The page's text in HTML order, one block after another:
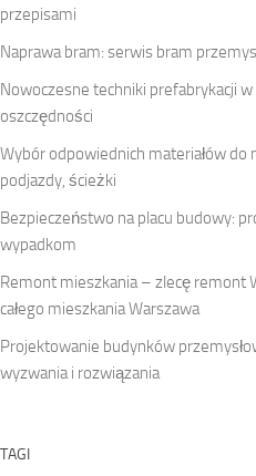
przepisami
Naprawa bram: serwis bram
Nowoczesne techniki prefabrykacji
oszczędności
Wybór odpowiednich materiałów do
podjazdy, ścieżki
Bezpieczeństwo na placu budowy:
wypadkom
Remont mieszkania – zlecę remont
całego mieszkania Warszawa
Projektowanie budynków
wyzwania i rozwiązania
TAGI